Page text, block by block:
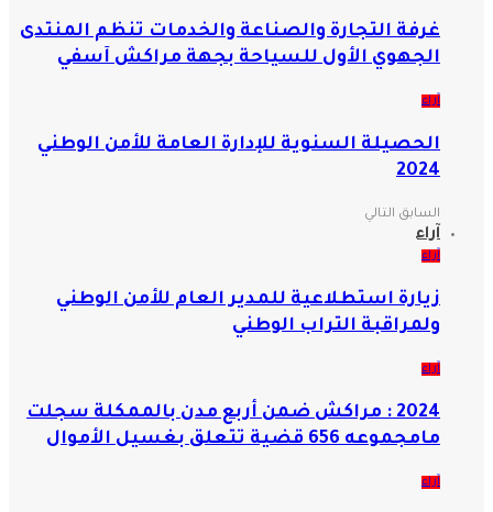
غرفة التجارة والصناعة والخدمات تنظم المنتدى
الجهوي الأول للسياحة بجهة مراكش آسفي
آراء
الحصيلة السنوية للإدارة العامة للأمن الوطني
2024
السابق التالي
آراء
آراء
زيارة استطلاعية للمدير العام للأمن الوطني
ولمراقبة التراب الوطني
آراء
2024 : مراكش ضمن أربع مدن بالممكلة سجلت
مامجموعه 656 قضية تتعلق بغسيل الأموال
آراء